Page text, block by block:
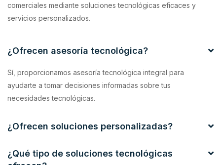
comerciales mediante soluciones tecnológicas eficaces y
servicios personalizados.
¿Ofrecen asesoría tecnológica?
Sí, proporcionamos asesoría tecnológica integral para
ayudarte a tomar decisiones informadas sobre tus
necesidades tecnológicas.
¿Ofrecen soluciones personalizadas?
¿Qué tipo de soluciones tecnológicas